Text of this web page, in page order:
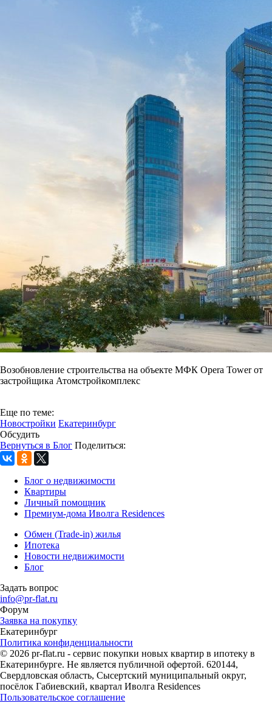
Возобновление строительства на объекте МФК Opera Tower от
застройщика Атомстройкомплекс
Еще по теме:
Новостройки Екатеринбург
Обсудить
Вернуться в Блог Поделиться:
Блог о недвижимости
Квартиры
Личный помощник
Премиум-дома Иволга Residences
Обмен (Trade-in) жилья
Ипотека
Новости недвижимости
Блог
Задать вопрос
info@pr-flat.ru
Форум
Заявка на покупку
Екатеринбург
Политика конфиденциальности
© 2026 pr-flat.ru - сервис покупки новых квартир в ипотеку в
Екатеринбурге. Не является публичной офертой. 620144,
Свердловская область, Сысертский муниципальный округ,
посёлок Габиевский, квартал Иволга Residences
Пользовательское соглашение